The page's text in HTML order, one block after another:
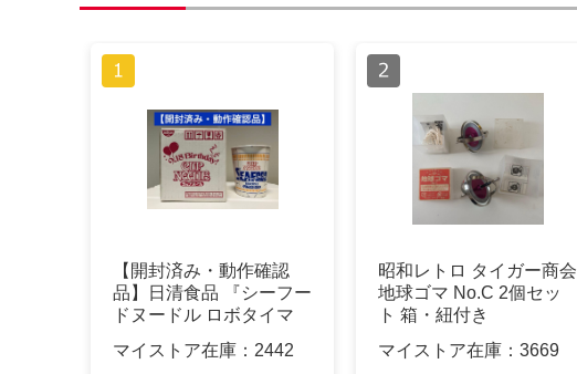
【開封済み・動作確認
品】日清食品 『シーフー
ドヌードル ロボタイマ
マイストア在庫： 2442
昭和レトロ タイガー商会
地球ゴマ No.C 2個セッ
ト 箱・紐付き
マイストア在庫： 3669